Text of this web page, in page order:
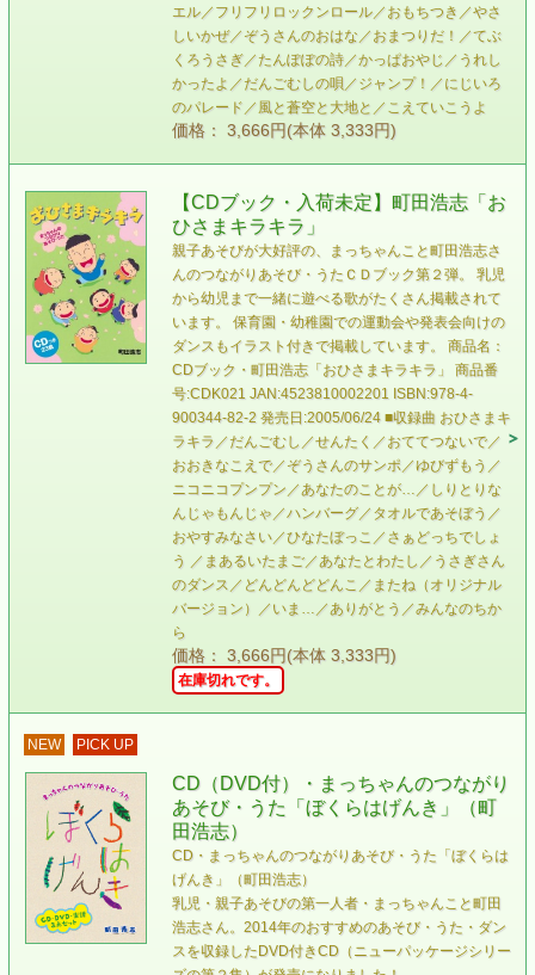
エル／フリフリロックンロール／おもちつき／やさ
しいかぜ／ぞうさんのおはな／おまつりだ！／てぶ
くろうさぎ／たんぽぽの詩／かっぱおやじ／うれし
かったよ／だんごむしの唄／ジャンプ！／にじいろ
のパレード／風と蒼空と大地と／こえていこうよ
価格： 3,666円(本体 3,333円)
【CDブック・入荷未定】町田浩志「お
ひさまキラキラ」
親子あそびが大好評の、まっちゃんこと町田浩志さ
んのつながりあそび・うたＣＤブック第２弾。 乳児
から幼児まで一緒に遊べる歌がたくさん掲載されて
います。 保育園・幼稚園での運動会や発表会向けの
ダンスもイラスト付きで掲載しています。 商品名：
CDブック・町田浩志「おひさまキラキラ」 商品番
号:CDK021 JAN:4523810002201 ISBN:978-4-
900344-82-2 発売日:2005/06/24 ■収録曲 おひさまキ
ラキラ／だんごむし／せんたく／おててつないで／
おおきなこえで／ぞうさんのサンポ／ゆびずもう／
ニコニコプンプン／あなたのことが…／しりとりな
んじゃもんじゃ／ハンバーグ／タオルであそぼう／
おやすみなさい／ひなたぼっこ／さぁどっちでしょ
う ／まあるいたまご／あなたとわたし／うさぎさん
のダンス／どんどんどどんこ／またね（オリジナル
バージョン）／いま…／ありがとう／みんなのちか
ら
価格： 3,666円(本体 3,333円)
在庫切れです。
NEW PICK UP
CD（DVD付）・まっちゃんのつながり
あそび・うた「ぼくらはげんき」（町
田浩志）
CD・まっちゃんのつながりあそび・うた「ぼくらは
げんき」（町田浩志）
乳児・親子あそびの第一人者・まっちゃんこと町田
浩志さん。2014年のおすすめのあそび・うた・ダン
スを収録したDVD付きCD（ニューパッケージシリー